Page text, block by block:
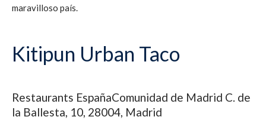
maravilloso país.
Kitipun Urban Taco
Restaurants EspañaComunidad de Madrid C. de
la Ballesta, 10, 28004, Madrid